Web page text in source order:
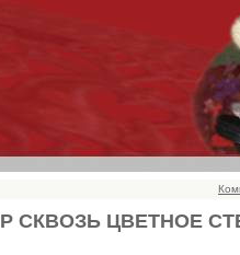
СКВОЗЬ ЦВЕТНОЕ